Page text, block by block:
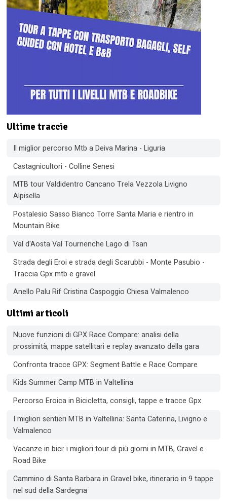
Ultime traccie
Il miglior percorso Mtb a Deiva Marina - Liguria
Castagnicultori - Colline Senesi
MTB tour Valdidentro Cancano Trela Vezzola Livigno
Alpisella
Postalesio Sasso Bianco Torre Santa Maria e rientro in
Mountain Bike
Val d'Aosta Val Tournenche Lago di Tsan
Strada degli Eroi e strada degli Scarubbi - Monte Pasubio -
Traccia Gpx mtb e gravel
Anello Palu Rif Cristina Caspoggio Chiesa Valmalenco
Ultimi articoli
Nuove funzioni di GPX Race Compare: analisi della
prossimità, mappe satellitari e replay avanzato della gara
Confronta tracce GPX: Segment Battle e Race Compare
Kids Summer Camp MTB in Valtellina
Percorso Eroica in Bicicletta, consigli, tappe e tracce Gpx
I migliori sentieri MTB in Valtellina: Santa Caterina, Livigno e
Valmalenco
Vacanze in bici: i migliori tour di più giorni in MTB, Gravel e
Road Bike
Cammino di Santa Barbara in Gravel bike, itinerario in 9 tappe
nel sud della Sardegna